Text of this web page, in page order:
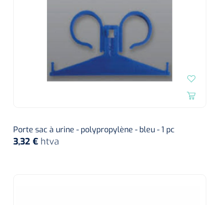
Dissolvant de couche adhésive
Bassin renal
Porte sac à urine - polypropylène - bleu - 1 pc
3,32 € htva